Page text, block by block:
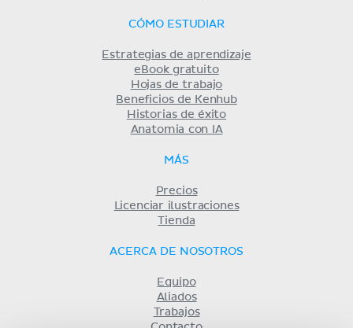
CÓMO ESTUDIAR
Estrategias de aprendizaje
eBook gratuito
Hojas de trabajo
Beneficios de Kenhub
Historias de éxito
Anatomia con IA
MÁS
Precios
Licenciar ilustraciones
Tienda
ACERCA DE NOSOTROS
Equipo
Aliados
Trabajos